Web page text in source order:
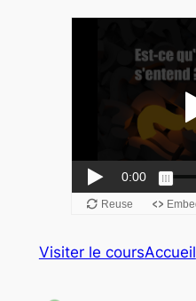
Visiter le coursAccueil